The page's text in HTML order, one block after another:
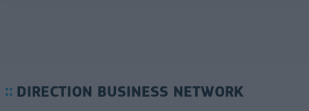
DIRECTION BUSINESS NETWORK